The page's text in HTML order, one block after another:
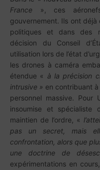
France », ces
gouvernement. Ils ont
politiques et dans des
décision du Conseil
utilisation lors de l’état
les drones à caméra
étendue « à la précision
intrusive » en contribuant
personnel massive. Pour
insoumise et
maintien de l’ordre, «
pas un secret, mais
confrontation, alors que
une doctrine de
expérimentations en